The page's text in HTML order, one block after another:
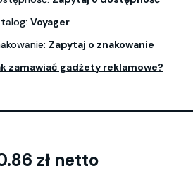
Voyager
Zapytaj o znakowanie
zamawiać gadżety reklamowe?
zł netto